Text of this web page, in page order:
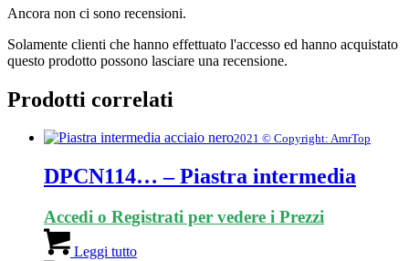
Ancora non ci sono recensioni.
Solamente clienti che hanno effettuato l'accesso ed hanno acquistato
questo prodotto possono lasciare una recensione.
Prodotti correlati
2021 © Copyright: AmrTop
DPCN114… – Piastra intermedia
Accedi o Registrati per vedere i Prezzi
Leggi tutto